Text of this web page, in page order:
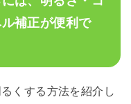
補正が便利で
くする方法を紹介し